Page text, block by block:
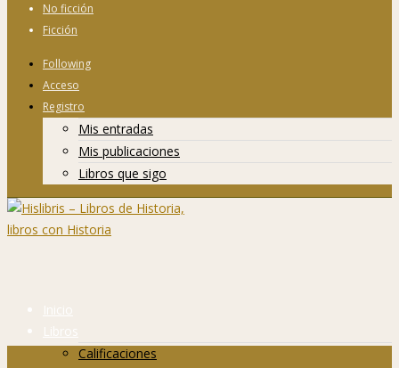
No ficción
Ficción
Following
Acceso
Registro
Mis entradas
Mis publicaciones
Libros que sigo
Inicio
Libros
Calificaciones